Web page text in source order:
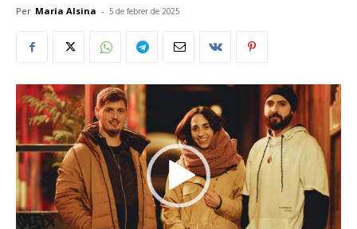
Per Maria Alsina - 5 de febrer de 2025
Reproductor
de
vídeo